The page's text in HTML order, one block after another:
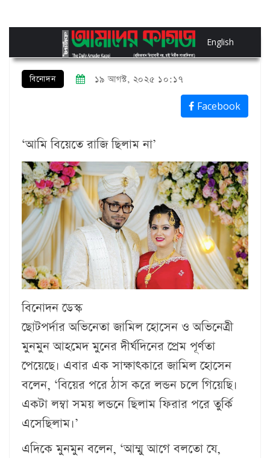
English
বিনোদন ১৯ আগস্ট, ২০২৫ ১০:১৭
Facebook
‘আমি বিয়েতে রাজি ছিলাম না’
বিনোদন ডেস্ক
ছোটপর্দার অভিনেতা জামিল হোসেন ও অভিনেত্রী
মুনমুন আহমেদ মুনের দীর্ঘদিনের প্রেম পূর্ণতা
পেয়েছে। এবার এক সাক্ষাৎকারে জামিল হোসেন
বলেন, ‘বিয়ের পরে ঠাস করে লন্ডন চলে গিয়েছি।
একটা লম্বা সময় লন্ডনে ছিলাম ফিরার পরে তুর্কি
এসেছিলাম।’
এদিকে মুনমুন বলেন, ‘আম্মু আগে বলতো যে,